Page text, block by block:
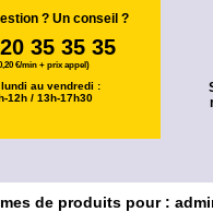
? Un conseil ?
35 35 35
€/min + prix appel)
lundi au vendredi :
12h / 13h-17h30
de produits pour :